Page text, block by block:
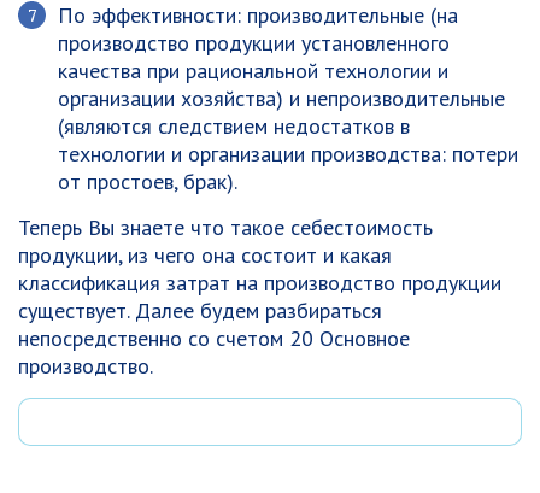
По эффективности: производительные (на
производство продукции установленного
качества при рациональной технологии и
организации хозяйства) и непроизводительные
(являются следствием недостатков в
технологии и организации производства: потери
от простоев, брак).
Теперь Вы знаете что такое себестоимость
продукции, из чего она состоит и какая
классификация затрат на производство продукции
существует. Далее будем разбираться
непосредственно со счетом 20 Основное
производство.